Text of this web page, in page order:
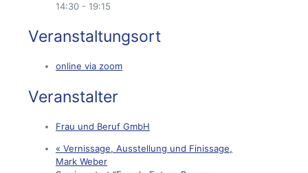
14:30 - 19:15
Veranstaltungsort
online via zoom
Veranstalter
Frau und Beruf GmbH
« Vernissage, Ausstellung und Finissage,
Mark Weber